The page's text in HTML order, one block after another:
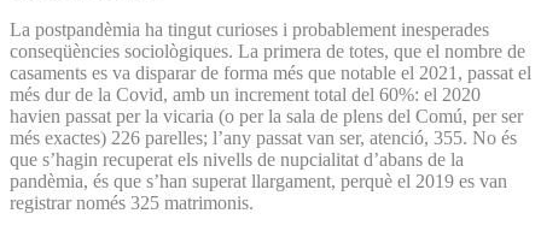
La postpandèmia ha tingut curioses i probablement inesperades
conseqüències sociològiques. La primera de totes, que el nombre de
casaments es va disparar de forma més que notable el 2021, passat el
més dur de la Covid, amb un increment total del 60%: el 2020
havien passat per la vicaria (o per la sala de plens del Comú, per ser
més exactes) 226 parelles; l’any passat van ser, atenció, 355. No és
que s’hagin recuperat els nivells de nupcialitat d’abans de la
pandèmia, és que s’han superat llargament, perquè el 2019 es van
registrar només 325 matrimonis.